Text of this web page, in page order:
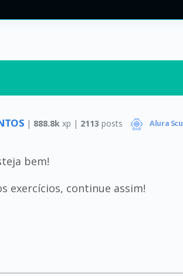
| 888.8k xp | 2113 posts Alura
bem!
exercícios, continue assim!